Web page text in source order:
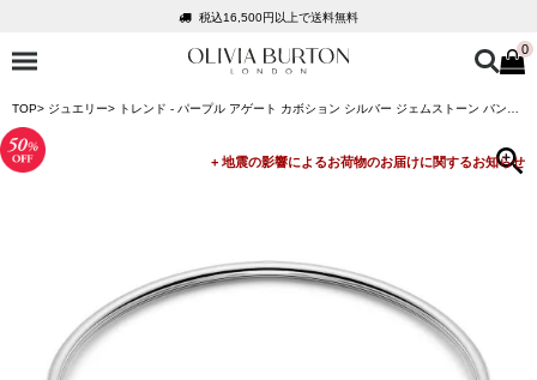
税込16,500円以上で送料無料
会員登録で1,000円分のポイントプレゼント
税込16,500円以上で送料無料
0
TOP ジュエリー トレンド - パープル アゲート カボション シルバー ジェムストーン バングル